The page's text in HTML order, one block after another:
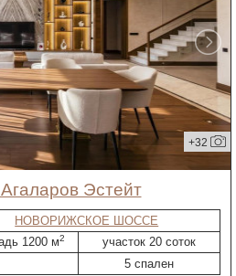
+32
Эстейт
НОВОРИЖСКОЕ ШОССЕ
1200 м2
участок 20 соток
5 спален